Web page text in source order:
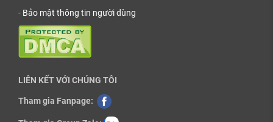
- Bảo mật thông tin người dùng
LIÊN KẾT VỚI CHÚNG TÔI
Tham gia Fanpage: